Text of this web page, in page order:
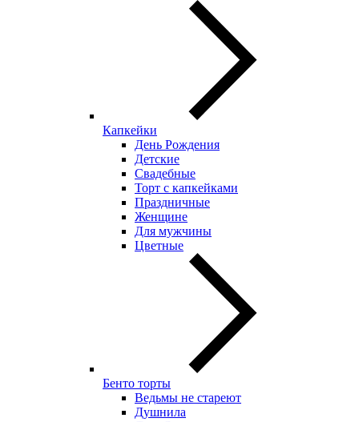
Капкейки
День Рождения
Детские
Свадебные
Торт с капкейками
Праздничные
Женщине
Для мужчины
Цветные
Бенто торты
Ведьмы не стареют
Душнила